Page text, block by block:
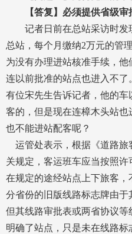
【答复】 必须提供省级审
记者日前在总站采访时发
总站，每个月缴纳2万元的管
为没有办理进站核准手续，他
连以前批准的站点也进入不了
有位宋先生告诉记者，他的
客的，但是现在连樟木头站
也不能进站配客呢？
运管处表示，根据《道路旅
关规定，客运班车应当按照许
在规定的途经站点上下旅客
分省份的旧版线路标志牌由于
但其线路审批表或两省协议
明确了站点，只是未在线路